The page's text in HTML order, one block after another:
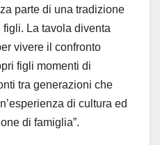
parte di una tradizione
La tavola diventa
vivere il confronto
figli momenti di
tra generazioni che
di cultura ed
di famiglia”.